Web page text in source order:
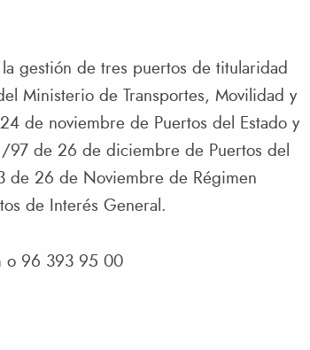
gestión de tres puertos de titularidad
Ministerio de Transportes, Movilidad y
de noviembre de Puertos del Estado y
97 de 26 de diciembre de Puertos del
de 26 de Noviembre de Régimen
de Interés General.
o 96 393 95 00